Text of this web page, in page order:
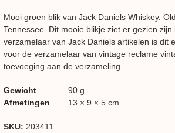
Mooi groen blik van Jack Daniels Whiskey.
Tennessee. Dit mooie blikje ziet er gezien
verzamelaar van Jack Daniels artikelen is dit
voor de verzamelaar van vintage reclame
toevoeging aan de verzameling.
Gewicht
90 g
Afmetingen
13 × 9 × 5 cm
SKU: 203411